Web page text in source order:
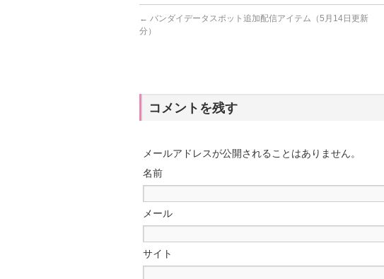
← バンダイデータスポット追加配信アイテム（5月14日更新
分）
コメントを残す
メールアドレスが公開されることはありません。
名前
メール
サイト